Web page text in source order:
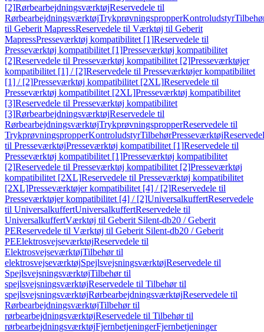
[2]RørbearbejdningsværktøjReservedele til
RørbearbejdningsværktøjTrykprøvningspropperKontroludstyr
til Geberit MapressReservedele til Værktøj til Geberit
MapressPresseværktøj kompatibilitet [1]Reservedele til
Presseværktøj kompatibilitet [1]Presseværktøj kompatibilitet
[2]Reservedele til Presseværktøj kompatibilitet [2]Presseværktøjer
kompatibilitet [1] / [2]Reservedele til Presseværktøjer kompatibilitet
[1] / [2]Presseværktøj kompatibilitet [2XL]Reservedele til
Presseværktøj kompatibilitet [2XL]Presseværktøj kompatibilitet
[3]Reservedele til Presseværktøj kompatibilitet
[3]RørbearbejdningsværktøjReservedele til
RørbearbejdningsværktøjTrykprøvningspropperReservedele til
TrykprøvningspropperKontroludstyrTilbehørPresseværktøj
til PresseværktøjPresseværktøj kompatibilitet [1]Reservedele til
Presseværktøj kompatibilitet [1]Presseværktøj kompatibilitet
[2]Reservedele til Presseværktøj kompatibilitet [2]Presseværktøj
kompatibilitet [2XL]Reservedele til Presseværktøj kompatibilitet
[2XL]Presseværktøjer kompatibilitet [4] / [2]Reservedele til
Presseværktøjer kompatibilitet [4] / [2]UniversalkuffertReservedele
til UniversalkuffertUniversalkuffertReservedele til
UniversalkuffertVærktøj til Geberit Silent-db20 / Geberit
PEReservedele til Værktøj til Geberit Silent-db20 / Geberit
PEElektrosvejseværktøjReservedele til
ElektrosvejseværktøjTilbehør til
elektrosvejseværktøjSpejlsvejsningsværktøjReservedele til
SpejlsvejsningsværktøjTilbehør til
spejlsvejsningsværktøjReservedele til Tilbehør til
spejlsvejsningsværktøjRørbearbejdningsværktøjReservedele til
RørbearbejdningsværktøjTilbehør til
rørbearbejdningsværktøjReservedele til Tilbehør til
rørbearbejdningsværktøjFjernbetjeningerFjernbetjeninger